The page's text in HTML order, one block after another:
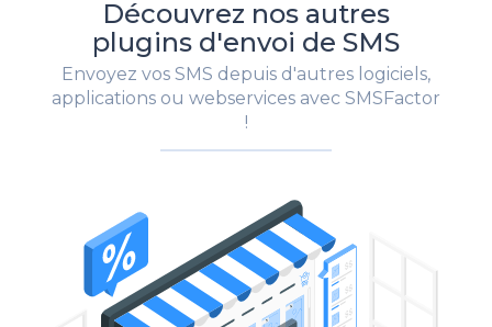
Découvrez nos autres
plugins d'envoi de SMS
Envoyez vos SMS depuis d'autres logiciels,
applications ou webservices avec SMSFactor
!